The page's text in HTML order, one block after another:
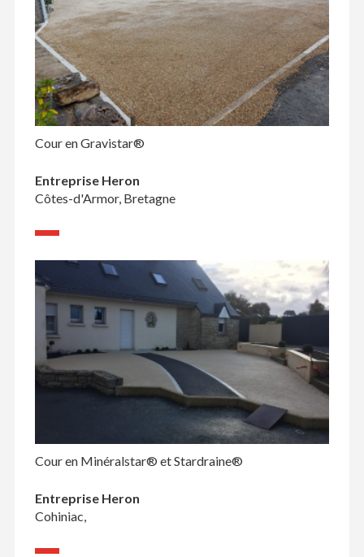
Cour en Gravistar®
Entreprise Heron
Côtes-d'Armor, Bretagne
Cour en Minéralstar® et Stardraine®
Entreprise Heron
Cohiniac,